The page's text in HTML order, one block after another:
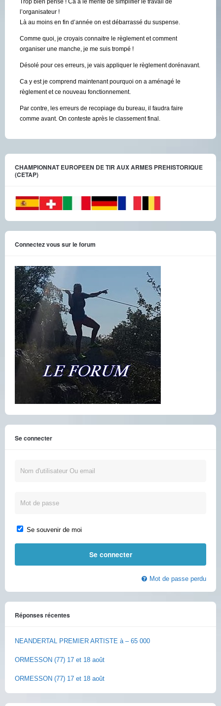
Trop bien pensé ! Ca a le mérite de simplifier le travail de
l’organisateur !
Là au moins en fin d’année on est débarrassé du suspense.
Comme quoi, je croyais connaitre le règlement et comment
organiser une manche, je me suis trompé !
Désolé pour ces erreurs, je vais appliquer le règlement dorénavant.
Ca y est je comprend maintenant pourquoi on a aménagé le
règlement et ce nouveau fonctionnement.
Par contre, les erreurs de recopiage du bureau, il faudra faire
comme avant. On conteste après le classement final.
CHAMPIONNAT EUROPEEN DE TIR AUX ARMES PREHISTORIQUE
(CETAP)
Connectez vous sur le forum
Se connecter
Se souvenir de moi
Mot de passe perdu
Réponses récentes
NEANDERTAL PREMIER ARTISTE à – 65 000
ORMESSON (77) 17 et 18 août
ORMESSON (77) 17 et 18 août